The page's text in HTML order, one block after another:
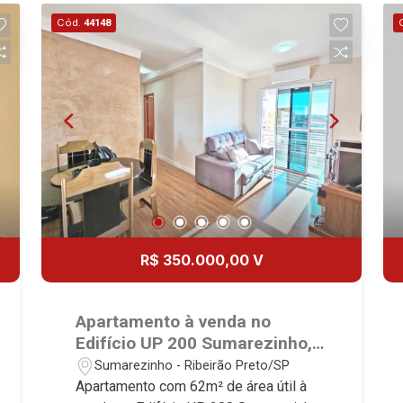
imobiliário desde 2000. Especialistas
em Venda, Locação e Lançamentos!
Avenida João Fiúsa, 1051 - Alto da Boa
Vista | Ribeirão Preto.
Cód. 44148
R$ 350.000,00 V
Apartamento à venda no
Edifício UP 200 Sumarezinho,
próximo a Rua Itapetininga -
Ribeirão Preto/SP.
Sumarezinho - Ribeirão Preto/SP
Apartamento com 62m² de área útil à